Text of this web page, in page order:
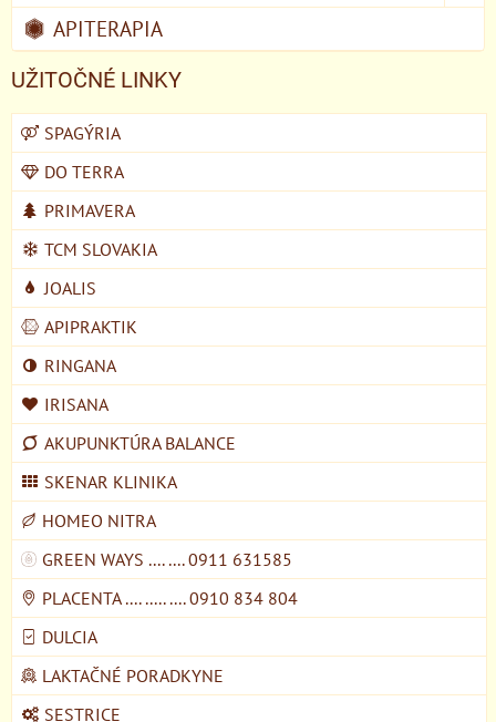
APITERAPIA
UŽITOČNÉ LINKY
SPAGÝRIA
DO TERRA
PRIMAVERA
TCM SLOVAKIA
JOALIS
APIPRAKTIK
RINGANA
IRISANA
AKUPUNKTÚRA BALANCE
SKENAR KLINIKA
HOMEO NITRA
GREEN WAYS .... .... 0911 631585
PLACENTA .... ..... .... 0910 834 804
DULCIA
LAKTAČNÉ PORADKYNE
SESTRICE